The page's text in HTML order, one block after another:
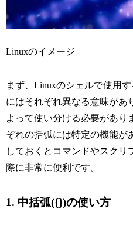
Linuxのイメージ
まず、Linuxのシェルで使用
にはそれぞれ異なる意味があ
よって使い分ける必要があり
ぞれの括弧には特定の機能が
しておくとコマンドやスクリ
際に非常に便利です。
1. 中括弧({})の使い方